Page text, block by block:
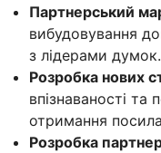
Партнерський
вибудовування
з лідерами думок.
Розробка нових
впізнаваності
отримання
Розробка